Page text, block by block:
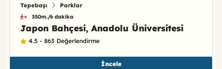
Tepebaşı Parklar
350m./6 dakika
Japon Bahçesi, Anadolu Üniversitesi
4.5 - 863 Değerlendirme
İncele